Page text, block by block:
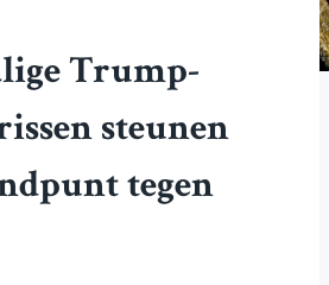
Trump-
steunen
tegen